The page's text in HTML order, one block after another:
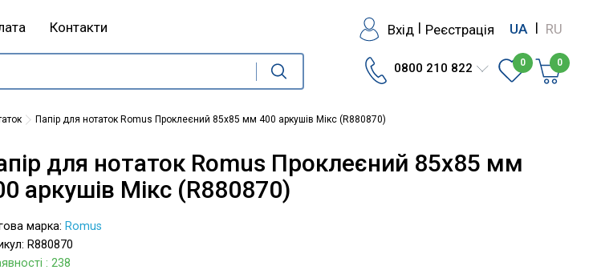
Контакти Вхід | Реєстрація UA | RU
0800 210 822 0 0
Папір для нотаток Romus Проклеєний 85х85 мм 400 аркушів Мікс (R880870)
для нотаток Romus Проклеєний 85х85 мм
аркушів Мікс (R880870)
марка: Romus
R880870
: 238